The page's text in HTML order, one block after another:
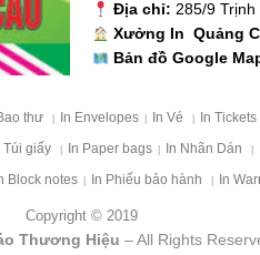
Địa chỉ: 285/9 Trịnh
Xưởng In Quảng
Bản đồ Google
thư In Envelopes In Vé In Tickets
Túi giấy In Paper bags In Nhãn Dán
Block notes In Phiếu bảo hành In
Copyright © 2019
Thương Hiệu – All Rights